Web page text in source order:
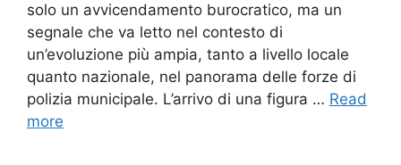
solo un avvicendamento burocratico, ma un
segnale che va letto nel contesto di
un’evoluzione più ampia, tanto a livello locale
quanto nazionale, nel panorama delle forze di
polizia municipale. L’arrivo di una figura … Read
more